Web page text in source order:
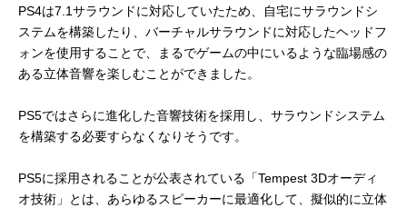
PS4は7.1サラウンドに対応していたため、自宅にサラウンドシ
ステムを構築したり、バーチャルサラウンドに対応したヘッドフ
ォンを使用することで、まるでゲームの中にいるような臨場感の
ある立体音響を楽しむことができました。
PS5ではさらに進化した音響技術を採用し、サラウンドシステム
を構築する必要すらなくなりそうです。
PS5に採用されることが公表されている「Tempest 3Dオーディ
オ技術」とは、あらゆるスピーカーに最適化して、擬似的に立体